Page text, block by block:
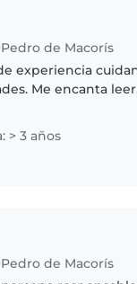
de Macorís
experiencia
Me encanta
> 3 años
de Macorís